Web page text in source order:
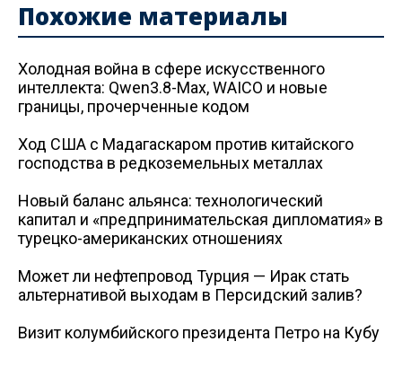
Похожие материалы
Холодная война в сфере искусственного
интеллекта: Qwen3.8-Max, WAICO и новые
границы, прочерченные кодом
Ход США с Мадагаскаром против китайского
господства в редкоземельных металлах
Новый баланс альянса: технологический
капитал и «предпринимательская дипломатия» в
турецко-американских отношениях
Может ли нефтепровод Турция — Ирак стать
альтернативой выходам в Персидский залив?
Визит колумбийского президента Петро на Кубу